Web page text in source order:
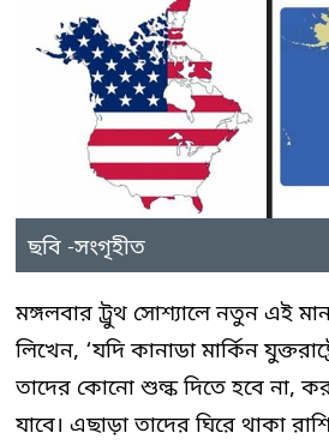
ছবি -সংগৃহীত
মঙ্গলবার ট্রুথ সোশ্যালে নতুন এই
লিখেন, ‘যদি কানাডা মার্কিন
তাদের কোনো শুল্ক দিতে হবে না,
যাবে। এছাড়া তাদের ঘিরে থাকা